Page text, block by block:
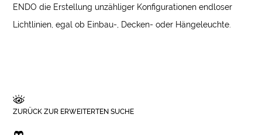
ENDO die Erstellung unzähliger Konfigurationen endloser
Lichtlinien, egal ob Einbau-, Decken- oder Hängeleuchte.
ZURÜCK ZUR ERWEITERTEN SUCHE